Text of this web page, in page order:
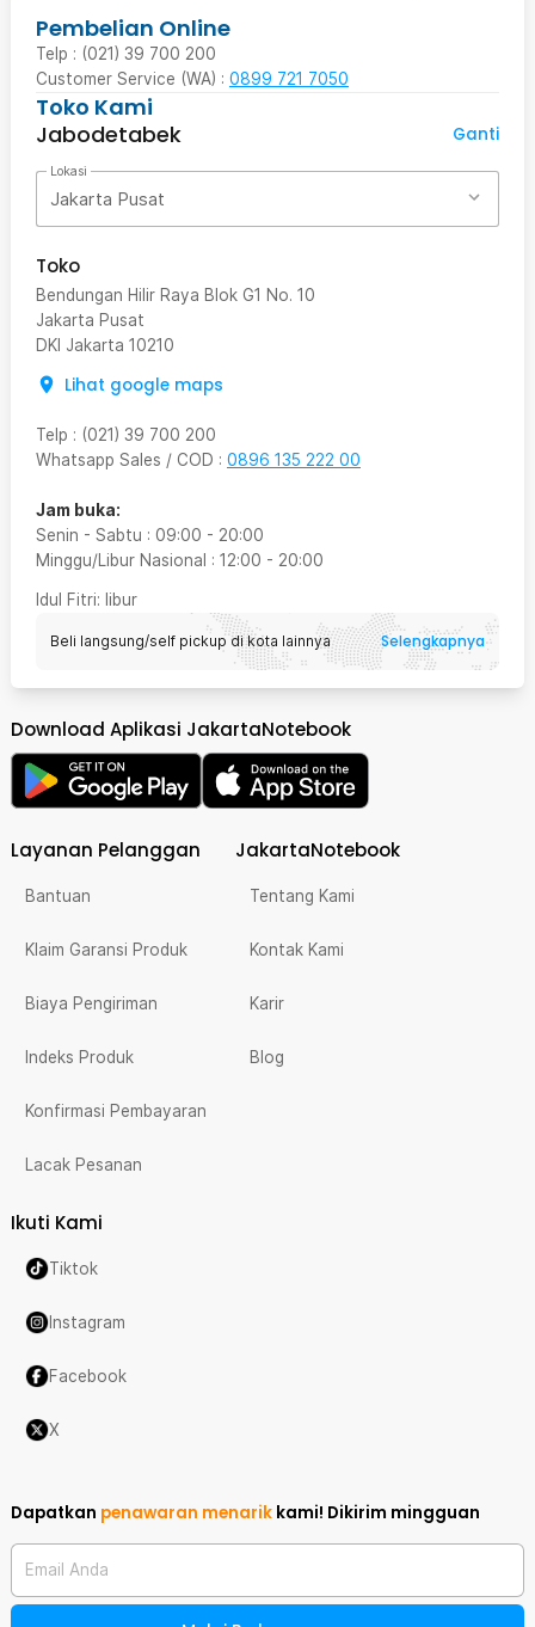
Pembelian Online
Telp : (021) 39 700 200
Customer Service (WA) : 0899 721 7050
Toko Kami
Jabodetabek
Ganti
Lokasi
Jakarta Pusat
Toko
Bendungan Hilir Raya Blok G1 No. 10
Jakarta Pusat
DKI Jakarta 10210
Lihat google maps
Telp : (021) 39 700 200
Whatsapp Sales / COD : 0896 135 222 00
Jam buka:
Senin - Sabtu : 09:00 - 20:00
Minggu/Libur Nasional : 12:00 - 20:00
Idul Fitri: libur
Beli langsung/self pickup di kota lainnya Selengkapnya
Download Aplikasi JakartaNotebook
Layanan Pelanggan
Bantuan
Klaim Garansi Produk
Biaya Pengiriman
Indeks Produk
Konfirmasi Pembayaran
Lacak Pesanan
JakartaNotebook
Tentang Kami
Kontak Kami
Karir
Blog
Ikuti Kami
Tiktok
Instagram
Facebook
X
Dapatkan penawaran menarik kami! Dikirim mingguan
Email Anda